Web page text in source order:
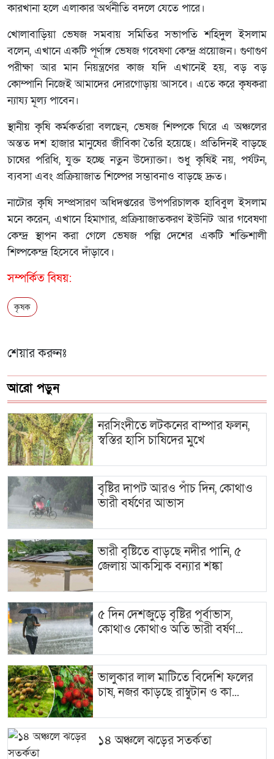
কারখানা হলে এলাকার অর্থনীতি বদলে যেতে পারে।
খোলাবাড়িয়া ভেষজ সমবায় সমিতির সভাপতি শহিদুল ইসলাম
বলেন, এখানে একটি পূর্ণাঙ্গ ভেষজ গবেষণা কেন্দ্র প্রয়োজন। গুণাগুণ
পরীক্ষা আর মান নিয়ন্ত্রণের কাজ যদি এখানেই হয়, বড় বড়
কোম্পানি নিজেই আমাদের দোরগোড়ায় আসবে। এতে করে কৃষকরা
ন্যায্য মূল্য পাবেন।
স্থানীয় কৃষিকর্মকর্তারা বলছেন, ভেষজ শিল্পকে ঘিরেএঅঞ্চলের
অন্তত দশ হাজার মানুষের জীবিকা তৈরি হয়েছে। প্রতিদিনই বাড়ছে
চাষের পরিধি,যুক্ত হচ্ছে নতুন উদ্যোক্তা।শুধু কৃষিই নয়,পর্যটন,
ব্যবসা এবং প্রক্রিয়াজাত শিল্পের সম্ভাবনাও বাড়ছে দ্রুত।
নাটোর কৃষি সম্প্রসারণ অধিদপ্তরের উপপরিচালক হাবিবুল ইসলাম
মনে করেন, এখানে হিমাগার, প্রক্রিয়াজাতকরণ ইউনিট আর গবেষণা
কেন্দ্র স্থাপন করা গেলে ভেষজ পল্লি দেশের একটি শক্তিশালী
শিল্পকেন্দ্র হিসেবে দাঁড়াবে।
সম্পর্কিত বিষয়:
কৃষক
শেয়ার করুনঃ
আরো পড়ুন
নরসিংদীতে লটকনের বাম্পার ফলন,
স্বস্তির হাসি চাষিদের মুখে
বৃষ্টির দাপট আরও পাঁচ দিন, কোথাও
ভারী বর্ষণের আভাস
ভারী বৃষ্টিতে বাড়ছে নদীর পানি, ৫
জেলায় আকস্মিক বন্যার শঙ্কা
৫ দিন দেশজুড়ে বৃষ্টির পূর্বাভাস,
কোথাও কোথাও অতি ভারী বর্ষণ...
ভালুকার লাল মাটিতে বিদেশি ফলের
চাষ, নজর কাড়ছে রাম্বুটান ও কা...
১৪ অঞ্চলে ঝড়ের সতর্কতা